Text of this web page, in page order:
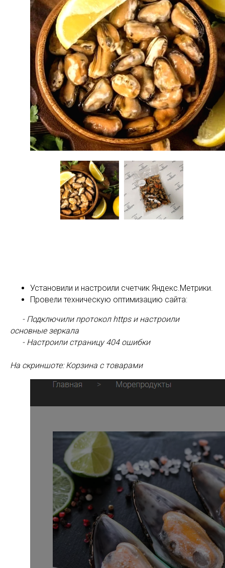
Установили и настроили счетчик Яндекс.Метрики.
Провели техническую оптимизацию сайта:
- Подключили протокол https и настроили
основные зеркала
- Настроили страницу 404 ошибки
На скриншоте: Корзина с товарами